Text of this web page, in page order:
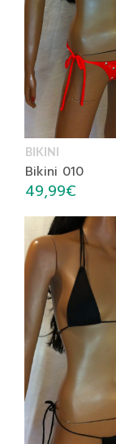
BIKINI
Bikini 010
49,99€